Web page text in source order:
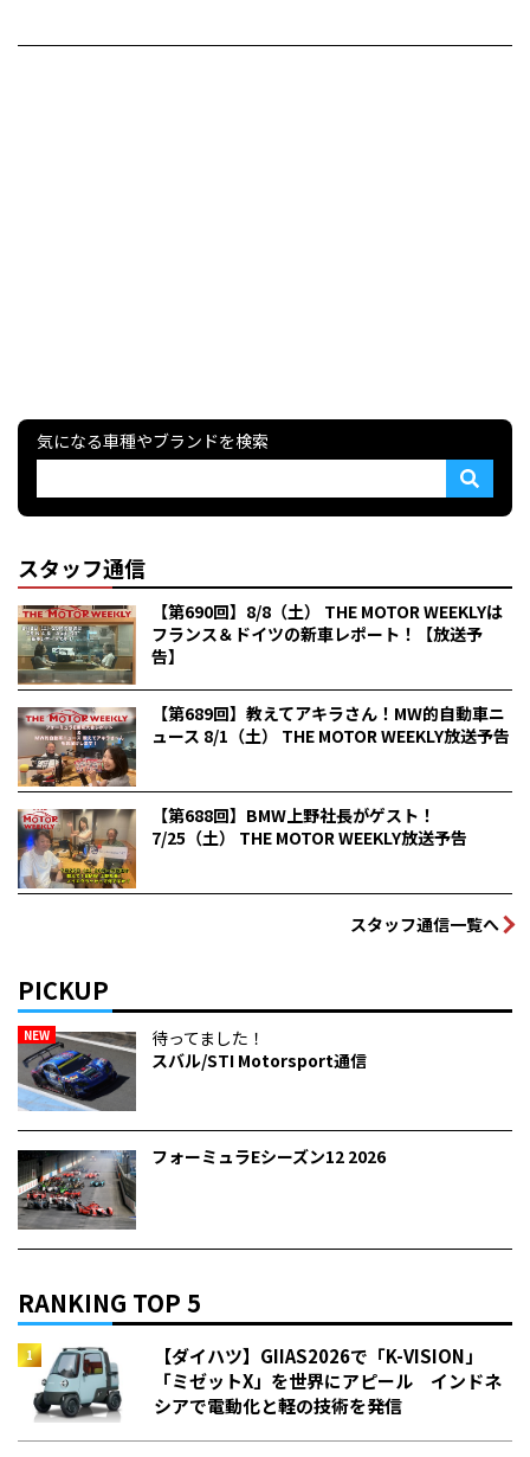
気になる車種やブランドを検索
スタッフ通信
【第690回】8/8（土） THE MOTOR WEEKLYは
フランス＆ドイツの新車レポート！【放送予
告】
【第689回】教えてアキラさん！MW的自動車ニ
ュース 8/1（土） THE MOTOR WEEKLY放送予告
【第688回】BMW上野社長がゲスト！
7/25（土） THE MOTOR WEEKLY放送予告
スタッフ通信一覧へ
PICKUP
NEW
待ってました！
スバル/STI Motorsport通信
フォーミュラEシーズン12 2026
RANKING TOP 5
【ダイハツ】GIIAS2026で「K-VISION」
「ミゼットX」を世界にアピール インドネ
シアで電動化と軽の技術を発信